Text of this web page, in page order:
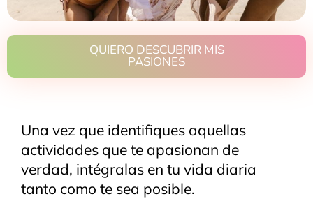
QUIERO DESCUBRIR MIS
PASIONES
Una vez que identifiques aquellas
actividades que te apasionan de
verdad, intégralas en tu vida diaria
tanto como te sea posible.